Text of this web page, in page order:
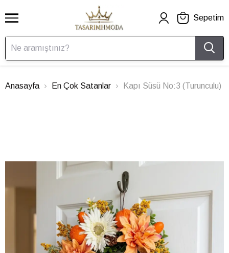
Sepetim
Anasayfa En Çok Satanlar Kapı Süsü No:3 (Turunculu)